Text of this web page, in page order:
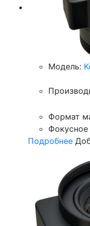
Модель:
Формат
Фокусное
Подробнее